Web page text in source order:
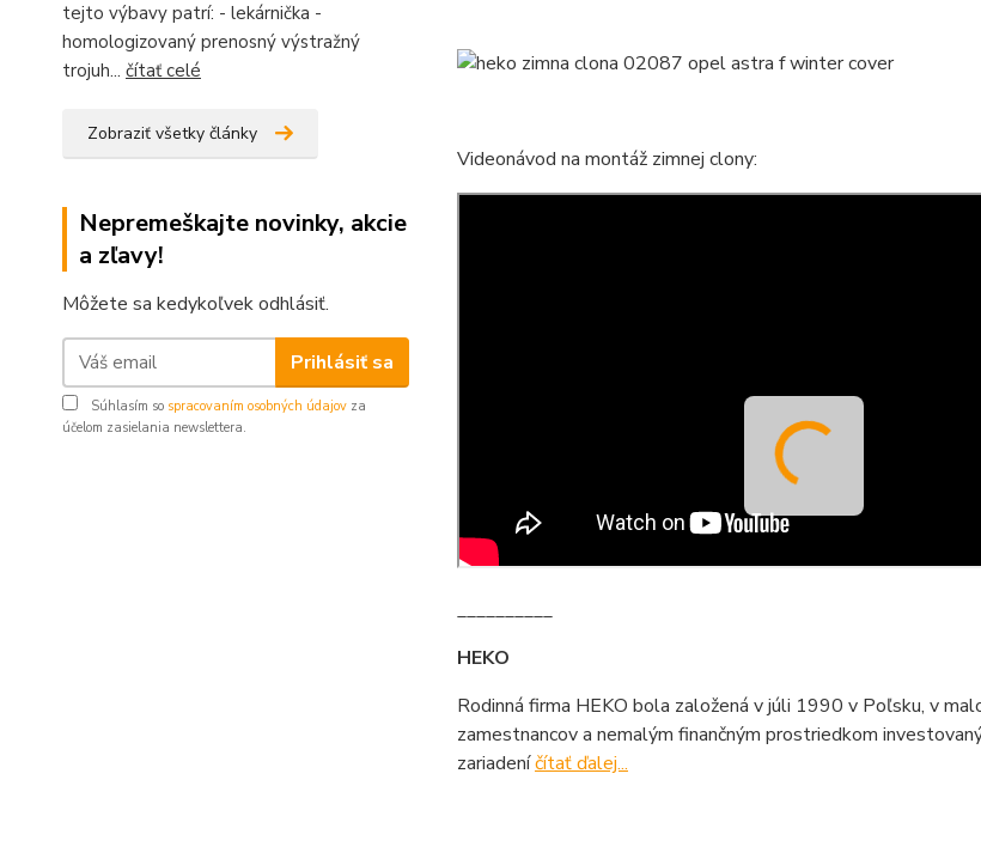
tejto výbavy patrí: - lekárnička -
homologizovaný prenosný výstražný
trojuh... čítať celé
Zobraziť všetky články
Nepremeškajte novinky, akcie
a zľavy!
Môžete sa kedykoľvek odhlásiť.
Prihlásiť sa
Súhlasím so spracovaním osobných údajov za
účelom zasielania newslettera.
Videonávod na montáž zimnej clony:
__________
HEKO
Rodinná firma HEKO bola založená v júli 1990 v Poľsku, v
zamestnancov a nemalým finančným prostriedkom
zariadeníčítať ďalej...